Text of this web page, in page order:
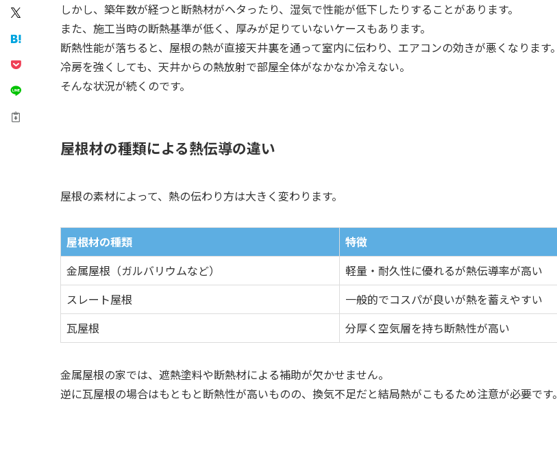
しかし、築年数が経つと断熱材がヘタったり、湿気で性能が低下したりすることがあります。
また、施工当時の断熱基準が低く、厚みが足りていないケースもあります。
断熱性能が落ちると、屋根の熱が直接天井裏を通って室内に伝わり、エアコンの効きが悪くなります。
冷房を強くしても、天井からの熱放射で部屋全体がなかなか冷えない。
そんな状況が続くのです。
屋根材の種類による熱伝導の違い
屋根の素材によって、熱の伝わり方は大きく変わります。
屋根材の種類 特徴
金属屋根（ガルバリウムなど）
軽量・耐久性に優れるが熱伝導率が高い
スレート屋根
一般的でコスパが良いが熱を蓄えやすい
瓦屋根
分厚く空気層を持ち断熱性が高い
金属屋根の家では、遮熱塗料や断熱材による補助が欠かせません。
逆に瓦屋根の場合はもともと断熱性が高いものの、換気不足だと結局熱がこもるため注意が必要です。